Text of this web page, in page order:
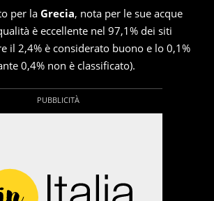
per la Grecia, nota per le sue acque
è eccellente nel 97,1% dei siti
il 2,4% è considerato buono e lo 0,1%
0,4% non è classificato).